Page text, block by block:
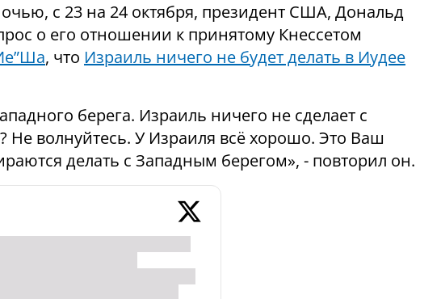
с 23 на 24 октября, президент США, Дональд
о его отношении к принятому Кнессетом
, что Израиль ничего не будет делать в Иудее
берега. Израиль ничего не сделает с
волнуйтесь. У Израиля всё хорошо. Это Ваш
делать с Западным берегом», - повторил он.